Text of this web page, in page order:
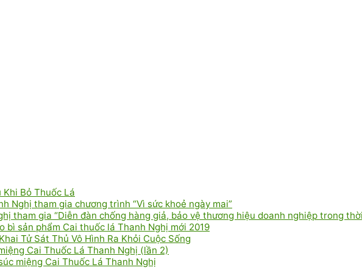
Khi Bỏ Thuốc Lá
Nghị tham gia chương trình “Vì sức khoẻ ngày mai”
tham gia “Diễn đàn chống hàng giả, bảo vệ thương hiệu doanh nghiệp trong
bì sản phẩm Cai thuốc lá Thanh Nghị mới 2019
Tử Sát Thủ Vô Hình Ra Khỏi Cuộc Sống
Cai Thuốc Lá Thanh Nghị (lần 2)
miệng Cai Thuốc Lá Thanh Nghị